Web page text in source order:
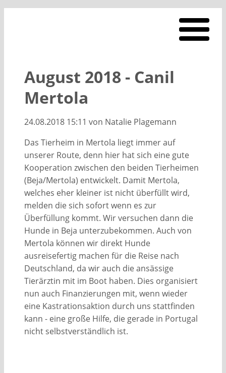
August 2018 - Canil
Mertola
24.08.2018 15:11 von Natalie Plagemann
Das Tierheim in Mertola liegt immer auf
unserer Route, denn hier hat sich eine gute
Kooperation zwischen den beiden Tierheimen
(Beja/Mertola) entwickelt. Damit Mertola,
welches eher kleiner ist nicht überfüllt wird,
melden die sich sofort wenn es zur
Überfüllung kommt. Wir versuchen dann die
Hunde in Beja unterzubekommen. Auch von
Mertola können wir direkt Hunde
ausreisefertig machen für die Reise nach
Deutschland, da wir auch die ansässige
Tierärztin mit im Boot haben. Dies organisiert
nun auch Finanzierungen mit, wenn wieder
eine Kastrationsaktion durch uns stattfinden
kann - eine große Hilfe, die gerade in Portugal
nicht selbstverständlich ist.